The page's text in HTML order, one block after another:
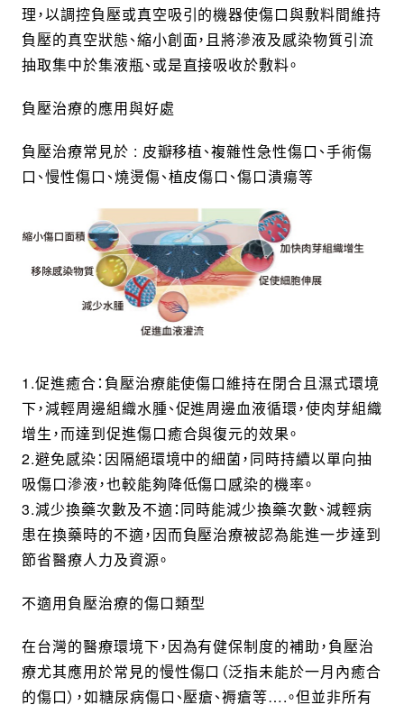
理，以調控負壓或真空吸引的機器使傷口與敷料間維持
負壓的真空狀態、縮小創面，且將滲液及感染物質引流
抽取集中於集液瓶、或是直接吸收於敷料。
負壓治療的應用與好處
負壓治療常見於 : 皮瓣移植、複雜性急性傷口、手術傷
口、慢性傷口、燒燙傷、植皮傷口、傷口潰瘍等
1.促進癒合：負壓治療能使傷口維持在閉合且濕式環境
下，減輕周邊組織水腫、促進周邊血液循環，使肉芽組織
增生，而達到促進傷口癒合與復元的效果。
2.避免感染：因隔絕環境中的細菌，同時持續以單向抽
吸傷口滲液，也較能夠降低傷口感染的機率。
3.減少換藥次數及不適：同時能減少換藥次數、減輕病
患在換藥時的不適，因而負壓治療被認為能進一步達到
節省醫療人力及資源。
不適用負壓治療的傷口類型
在台灣的醫療環境下，因為有健保制度的補助，負壓治
療尤其應用於常見的慢性傷口（泛指未能於一月內癒合
的傷口），如糖尿病傷口、壓瘡、褥瘡等….。但並非所有